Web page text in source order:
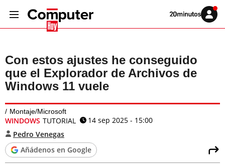
Volver
Iniciar
sesión
Con estos ajustes he conseguido
que el Explorador de Archivos de
Windows 11 vuele
Montaje/Microsoft
WINDOWS TUTORIAL
14 sep 2025 - 15:00
Pedro Venegas
Añádenos en Google